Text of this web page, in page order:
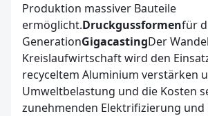
Produktion massiver Bauteile
ermöglicht.Druckgussformenfür
GenerationGigacastingDer
Kreislaufwirtschaft wird den
recyceltem Aluminium verstärken
Umweltbelastung und die Kosten
zunehmenden Elektrifizierung